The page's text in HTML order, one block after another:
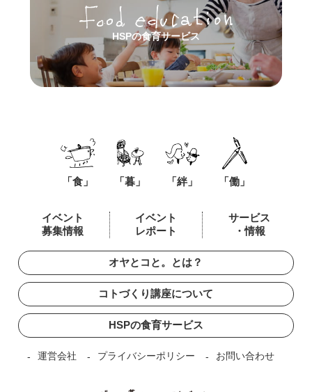
HSPの食育サービス
「食」 「暮」 「絆」 「働」
イベント
募集情報
イベント
レポート
サービス
・情報
オヤとコと。とは？
コトづくり講座について
HSPの食育サービス
運営会社 プライバシーポリシー お問い合わせ